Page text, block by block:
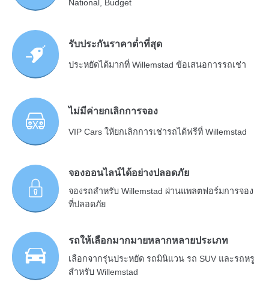
National, Budget
รับประกันราคาต่ำที่สุด
ประหยัดได้มากที่ Willemstad ข้อเสนอการรถเช่า
ไม่มีค่ายกเลิกการจอง
VIP Cars ให้ยกเลิกการเช่ารถได้ฟรีที่ Willemstad
จองออนไลน์ได้อย่างปลอดภัย
จองรถสำหรับ Willemstad ผ่านแพลตฟอร์มการจอง
ที่ปลอดภัย
รถให้เลือกมากมายหลากหลายประเภท
เลือกจากรุ่นประหยัด รถมินิแวน รถ SUV และรถหรู
สำหรับ Willemstad